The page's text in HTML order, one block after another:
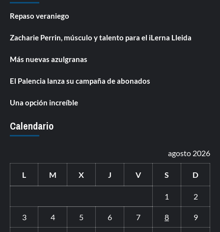
Repaso veraniego
Zacharie Perrin, músculo y talento para el iLerna Lleida
Más nuevas azulgranas
El Palencia lanza su campaña de abonados
Una opción increíble
Calendario
agosto 2026
L M X J V S D
1 2
3 4 5 6 7 8 9